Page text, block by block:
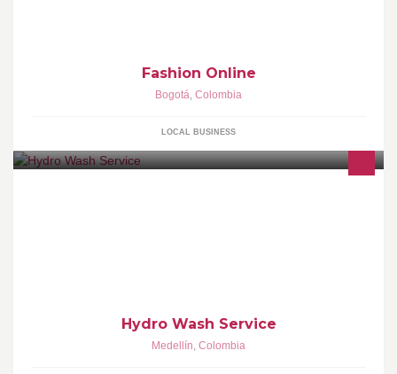
Fashion Online
Bogotá, Colombia
LOCAL BUSINESS
Hydro Wash Service
Medellín, Colombia